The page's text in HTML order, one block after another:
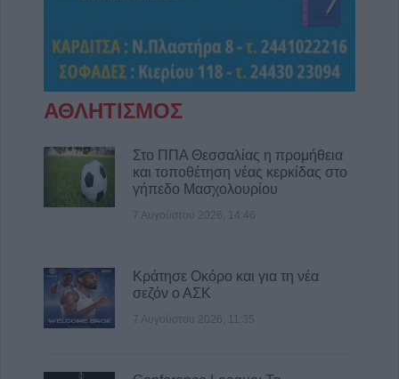
7 Αυγούστου 2026, 11:57
Συλλήψεις στην Καρδίτσα για ρευματοκλοπή
και παραβάσεις του ΚΟΚ
Προφυλακίστηκαν τρεις κατηγορούμενοι για
την μεγάλη πυρκαγιά στη Βοιωτία - Από
δίκτυο μεταφοράς ρεύματος από αιολικό
πάρκο η έναρξη της πυρκαγιάς
Κράτησε Οκόρο και για τη νέα σεζόν ο ΑΣΚ
7 Αυγούστου 2026, 11:35
Εργατικό Κέντρο Καρδίτσας: "Κάτω τα χέρια
ΑΘΛΗΤΙΣΜΟΣ
Στο ΠΠΑ Θεσσαλίας η προμήθεια
και τοποθέτηση νέας κερκίδας στο
γήπεδο Μασχολουρίου
7 Αυγούστου 2026, 14:46
Κράτησε Οκόρο και για τη νέα
σεζόν ο ΑΣΚ
7 Αυγούστου 2026, 11:35